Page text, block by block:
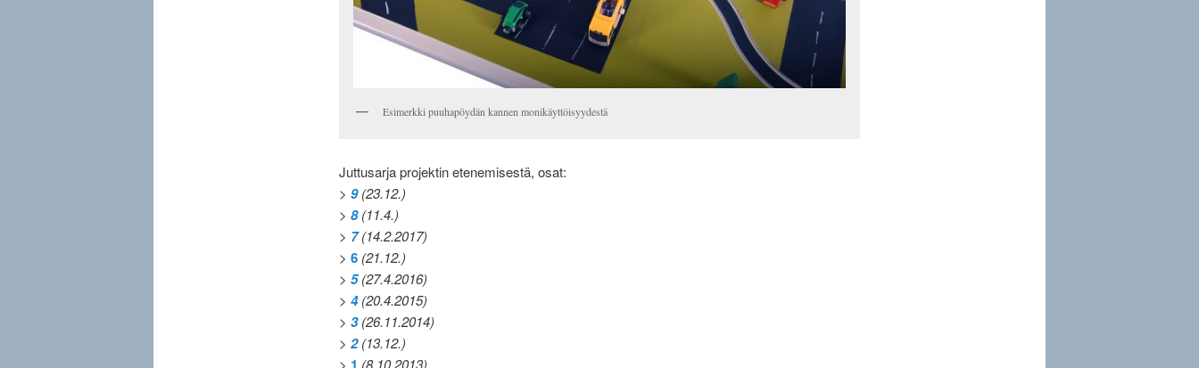
Esimerkki puuhapöydän kannen monikäyttöisyydestä
Juttusarja projektin etenemisestä, osat:
> 9(23.12.)
> 8(11.4.)
> 7(14.2.2017)
> 6(21.12.)
> 5(27.4.2016)
> 4(20.4.2015)
> 3(26.11.2014)
> 2(13.12.)
>
(8.10.2013)